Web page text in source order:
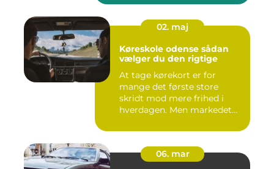
02. maj
Køreskole odense sådan
vælger du den rigtige
At tage kørekort er for
mange det første store
skridt mod mere frihed i
hverdagen. Men markedet
06. mar